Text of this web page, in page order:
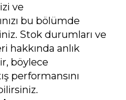
ve
bu bölümde
Stok durumları ve
hakkında anlık
böylece
performansını